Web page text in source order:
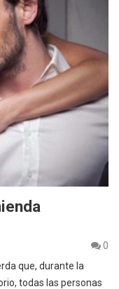
0
que, durante la
todas las personas